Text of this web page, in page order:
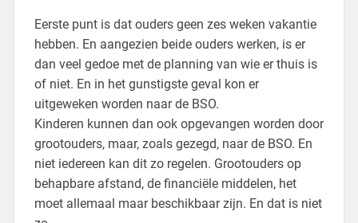
Eerste punt is dat ouders geen zes weken vakantie
hebben. En aangezien beide ouders werken, is er
dan veel gedoe met de planning van wie er thuis is
of niet. En in het gunstigste geval kon er
uitgeweken worden naar de BSO.
Kinderen kunnen dan ook opgevangen worden door
grootouders, maar, zoals gezegd, naar de BSO. En
niet iedereen kan dit zo regelen. Grootouders op
behapbare afstand, de financiële middelen, het
moet allemaal maar beschikbaar zijn. En dat is niet